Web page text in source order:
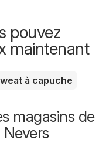
pouvez
maintenant
à capuche
magasins de